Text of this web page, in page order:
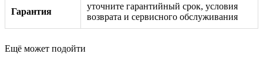
Гарантия
уточните гарантийный срок, условия
возврата и сервисного обслуживания
Ещё может подойти